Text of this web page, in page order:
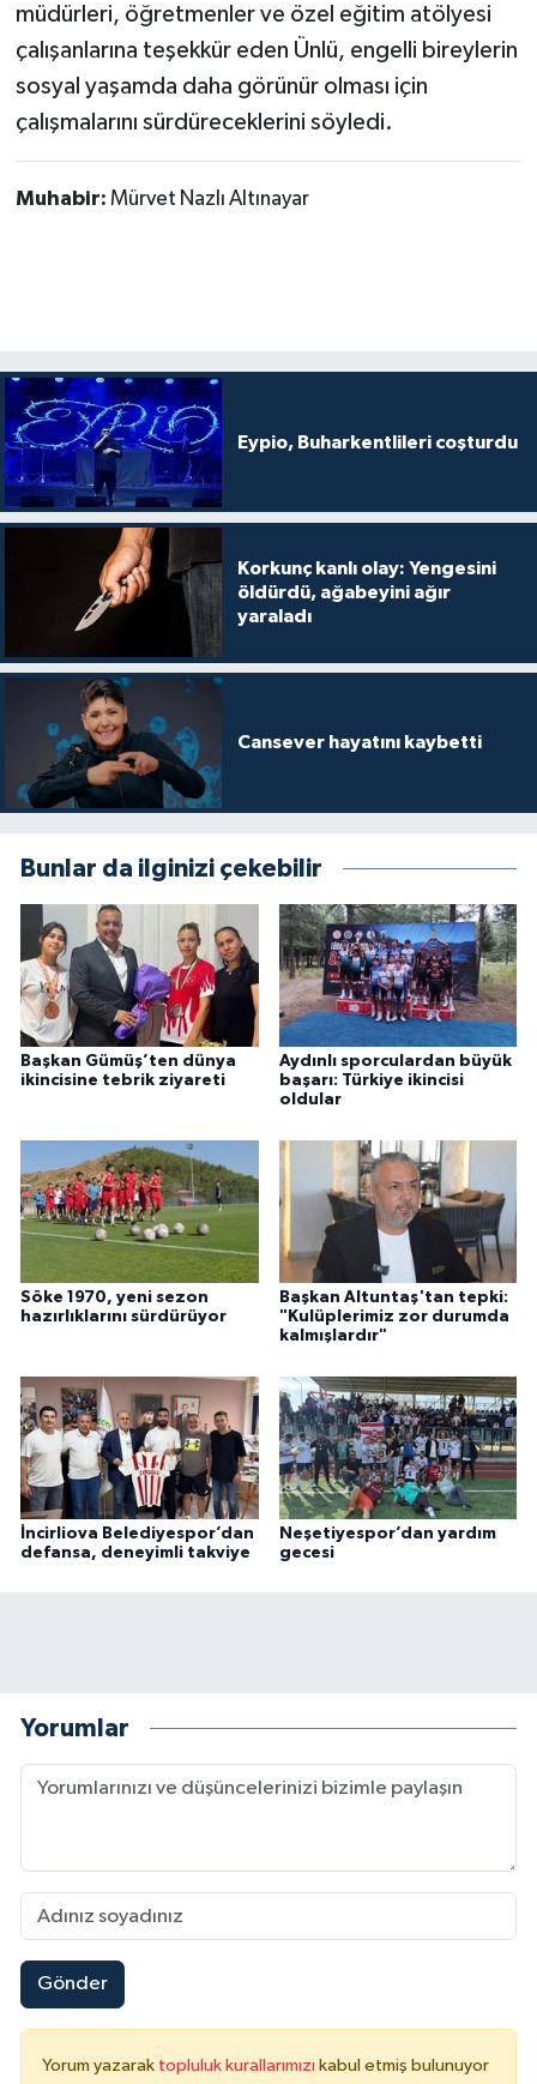
müdürleri, öğretmenler ve özel eğitim atölyesi
çalışanlarına teşekkür eden Ünlü, engelli bireylerin
sosyal yaşamda daha görünür olması için
çalışmalarını sürdüreceklerini söyledi.
Muhabir: Mürvet Nazlı Altınayar
Eypio, Buharkentlileri coşturdu
Korkunç kanlı olay: Yengesini
öldürdü, ağabeyini ağır
yaraladı
Cansever hayatını kaybetti
Bunlar da ilginizi çekebilir
Başkan Gümüş’ten dünya
ikincisine tebrik ziyareti
Aydınlı sporculardan büyük
başarı: Türkiye ikincisi
oldular
Söke 1970, yeni sezon
hazırlıklarını sürdürüyor
Başkan Altuntaş'tan tepki:
"Kulüplerimiz zor durumda
kalmışlardır"
İncirliova Belediyespor’dan
defansa, deneyimli takviye
Neşetiyespor’dan yardım
gecesi
Yorumlar
Gönder
Yorum yazarak topluluk kurallarımızı kabul etmiş bulunuyor